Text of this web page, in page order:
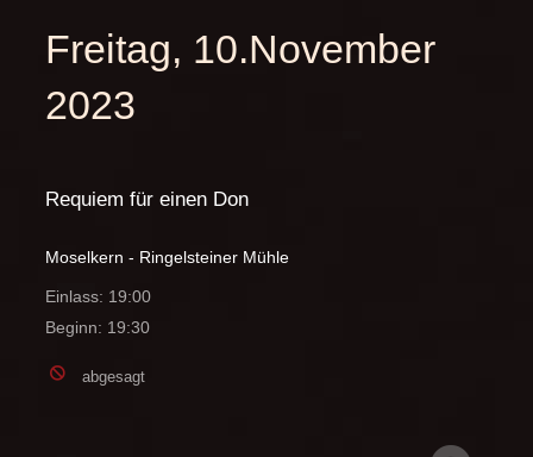
Freitag, 10.November
2023
Requiem für einen Don
Moselkern - Ringelsteiner Mühle
Einlass: 19:00
Beginn: 19:30
abgesagt